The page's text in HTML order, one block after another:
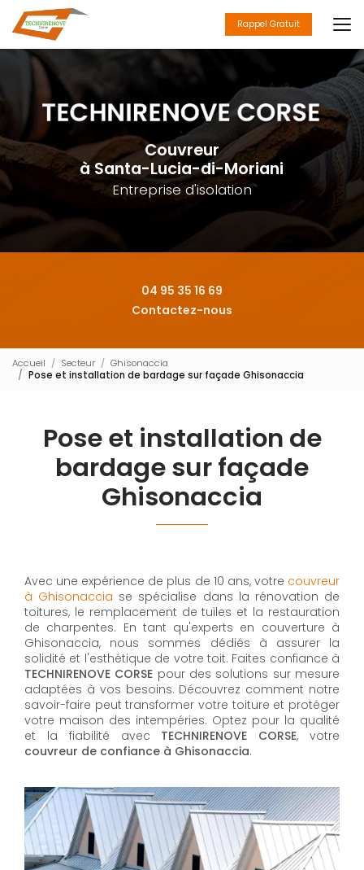
au
contenu
principal
Rappel Gratuit
Couvreur
à Santa-Lucia-di-Moriani
Entreprise d'isolation
04 95 35 16 69
Contactez-nous
Accueil Secteur
Ghisonaccia
Pose et installation de bardage sur façade Ghisonaccia
Pose et installation de
bardage sur façade
Ghisonaccia
Avec une expérience de plus de 10 ans, votre couvreur
à Ghisonaccia se spécialise dans la rénovation de
toitures, le remplacement de tuiles et la restauration
de charpentes. En tant qu'experts en couverture à
Ghisonaccia, nous sommes dédiés à assurer la
solidité et l'esthétique de votre toit. Faites confiance à
TECHNIRENOVE CORSE pour des solutions sur mesure
adaptées à vos besoins. Découvrez comment notre
savoir-faire peut transformer votre toiture et protéger
votre maison des intempéries. Optez pour la qualité
et la fiabilité avec TECHNIRENOVE CORSE, votre
couvreur de confiance à Ghisonaccia.